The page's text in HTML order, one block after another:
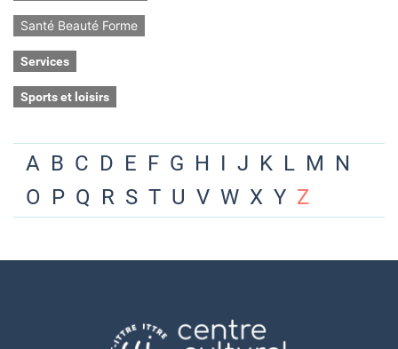
Santé Beauté Forme
Services
Sports et loisirs
A B C D E F G H I J K L M N
O P Q R S T U V W X Y Z